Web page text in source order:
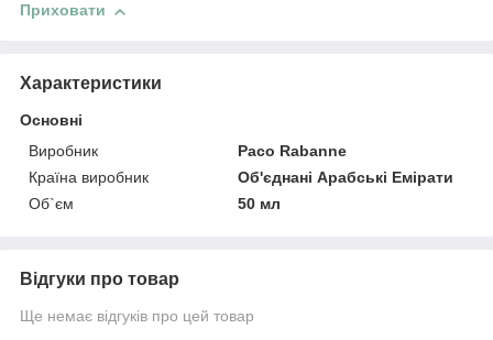
Приховати
Характеристики
Основні
Виробник
Paco Rabanne
Країна виробник
Об'єднані Арабські Емірати
Об`єм
50 мл
Відгуки про товар
Ще немає відгуків про цей товар